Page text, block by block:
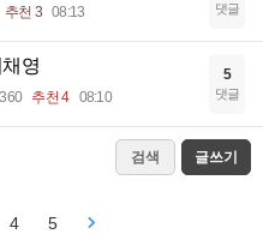
추천 3 08:13 댓글
영
추천 4 08:10
5
댓글
검색 글쓰기
4 5